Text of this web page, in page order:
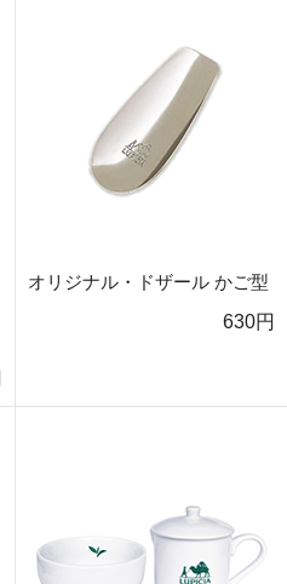
オリジナル・ドザール かご型
630円